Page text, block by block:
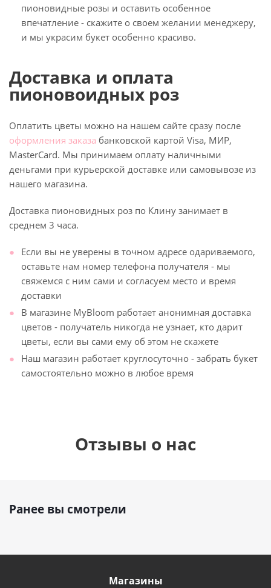
пионовидные розы и оставить особенное
впечатление - скажите о своем желании менеджеру,
и мы украсим букет особенно красиво.
Доставка и оплата
пионовоидных роз
Оплатить цветы можно на нашем сайте сразу после
оформления заказа банковской картой Visa, МИР,
MasterCard. Мы принимаем оплату наличными
деньгами при курьерской доставке или самовывозе из
нашего магазина.
Доставка пионовидных роз по Клину занимает в
среднем 3 часа.
Если вы не уверены в точном адресе одариваемого,
оставьте нам номер телефона получателя - мы
свяжемся с ним сами и согласуем место и время
доставки
В магазине MyBloom работает анонимная доставка
цветов - получатель никогда не узнает, кто дарит
цветы, если вы сами ему об этом не скажете
Наш магазин работает круглосуточно - забрать букет
самостоятельно можно в любое время
Отзывы о нас
Ранее вы смотрели
Магазины